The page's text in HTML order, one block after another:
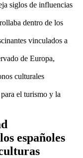
siglos de influencias
dentro de los
vinculados a
de Europa,
culturales
el turismo y la
españoles